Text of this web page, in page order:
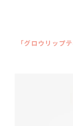
「グロウリップ